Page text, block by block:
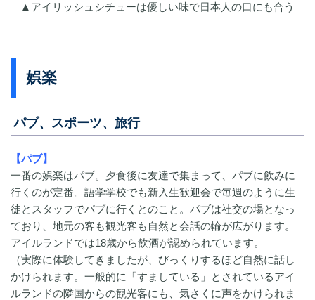
▲アイリッシュシチューは優しい味で日本人の口にも合う
娯楽
パブ、スポーツ、旅行
【パブ】
一番の娯楽はパブ。夕食後に友達で集まって、パブに飲みに
行くのが定番。語学学校でも新入生歓迎会で毎週のように生
徒とスタッフでパブに行くとのこと。パブは社交の場となっ
ており、地元の客も観光客も自然と会話の輪が広がります。
アイルランドでは18歳から飲酒が認められています。
（実際に体験してきましたが、びっくりするほど自然に話し
かけられます。一般的に「すましている」とされているアイ
ルランドの隣国からの観光客にも、気さくに声をかけられま